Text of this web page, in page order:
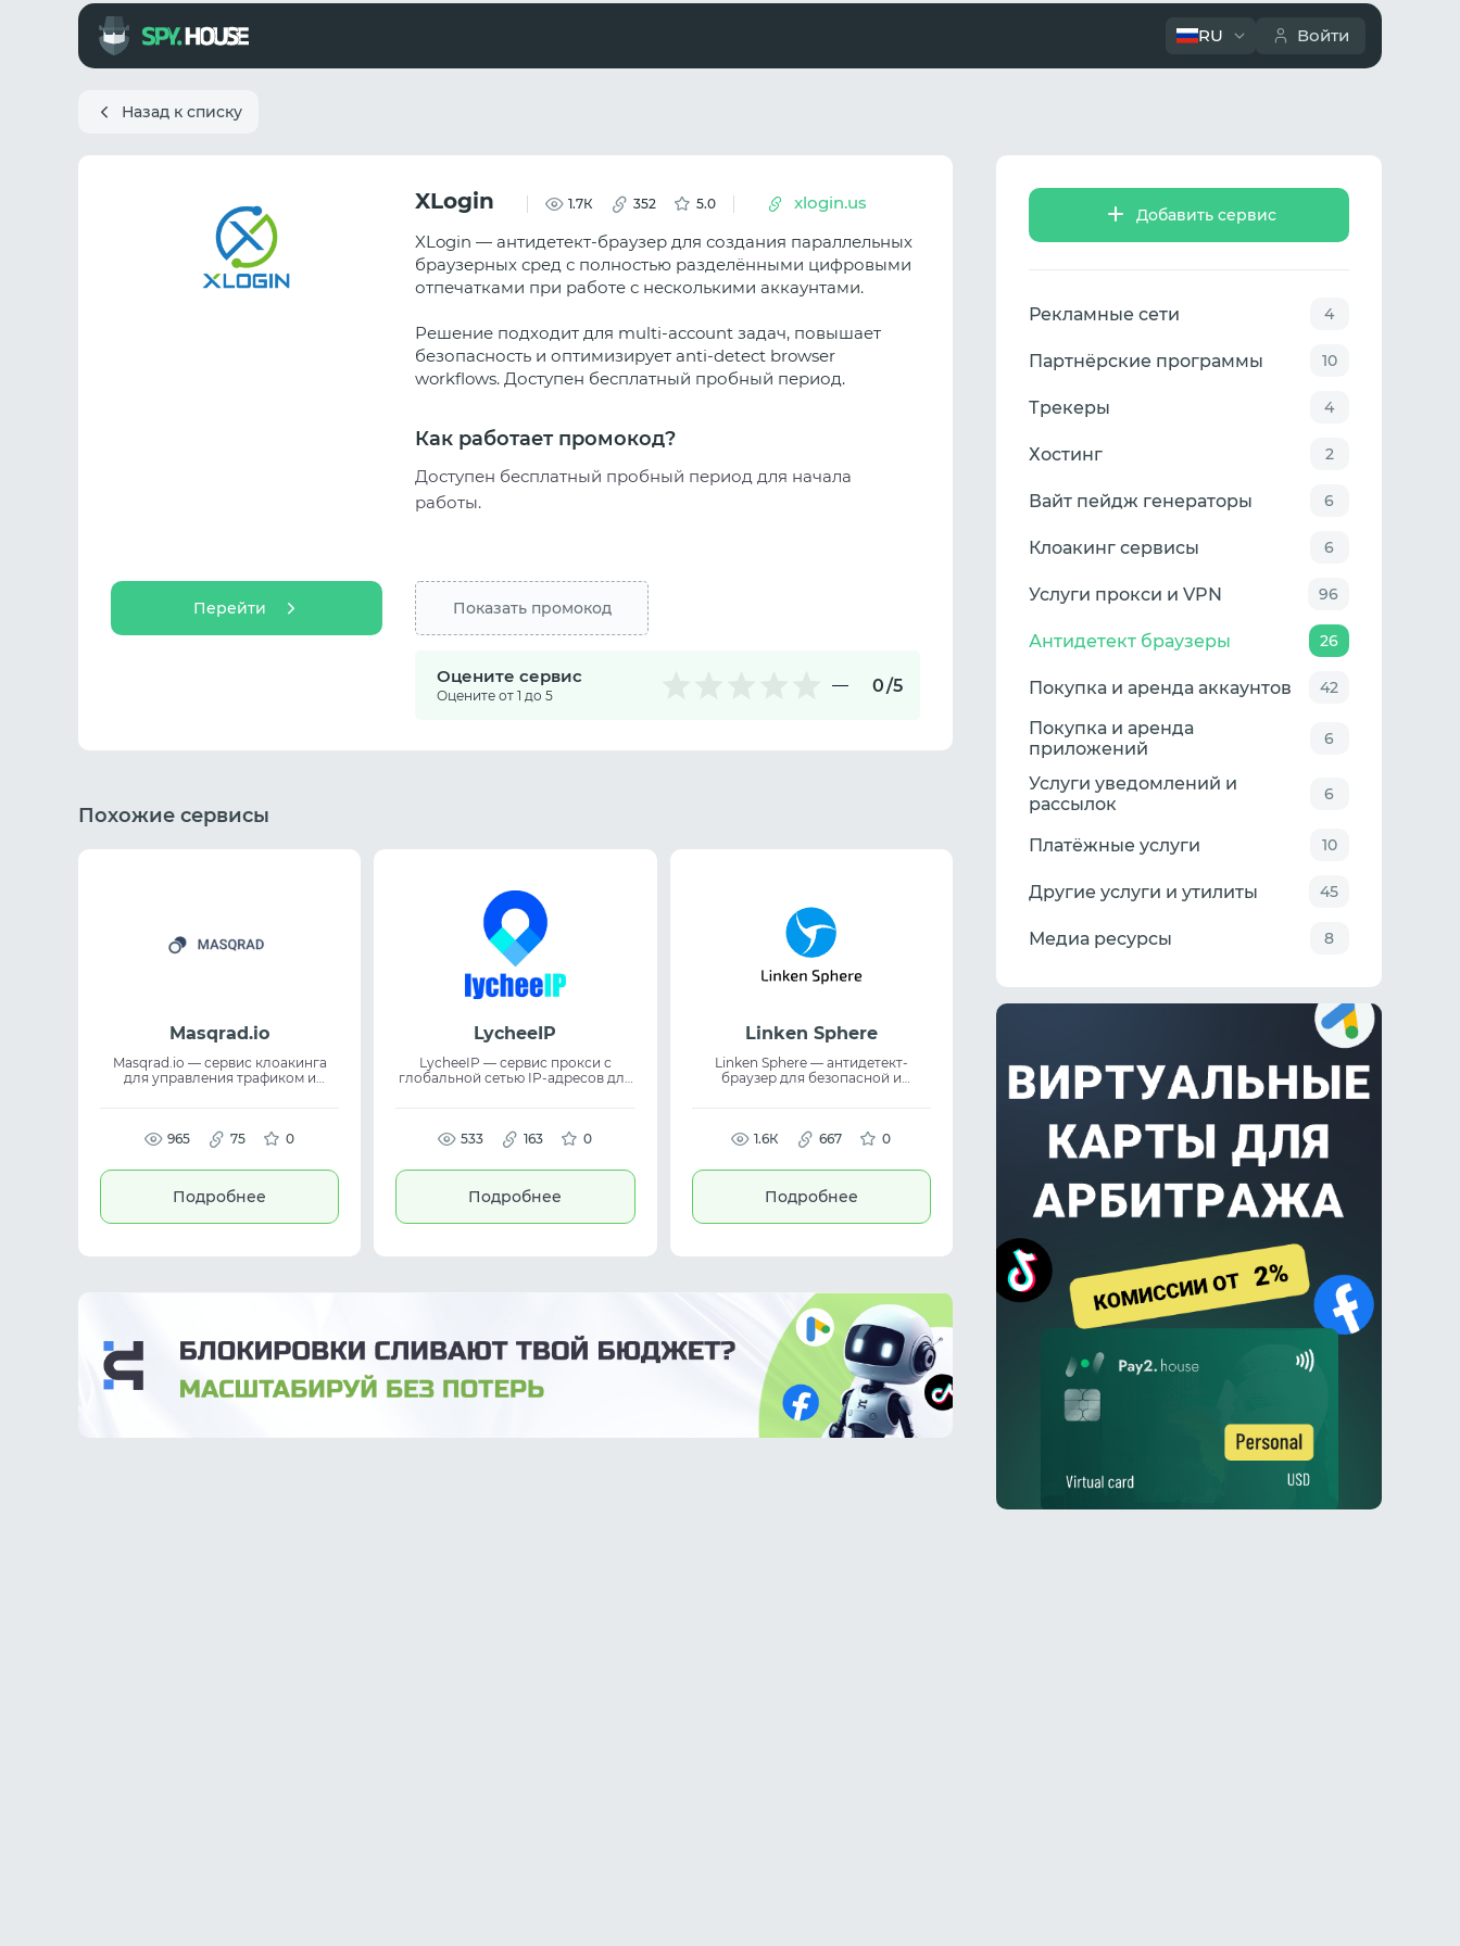
RU Войти
Назад к списку
xlogin.us
XLogin 1.7К 352 5.0
XLogin — антидетект-браузер для создания параллельных
браузерных сред с полностью разделёнными цифровыми
отпечатками при работе с несколькими аккаунтами.
Решение подходит для multi-account задач, повышает
безопасность и оптимизирует anti-detect browser
workflows. Доступен бесплатный пробный период.
Как работает промокод?
Доступен бесплатный пробный период для начала
работы.
Перейти Показать промокод
Оцените сервис
Оцените от 1 до 5 0/5
Похожие сервисы
Masqrad.io
Masqrad.io — сервис клоакинга
для управления трафиком и
когортный анализ и собственные
выявлять нежелательные визиты и
Подходит для cloaking, traffic
965 75 0
Подробнее
LycheeIP
LycheeIP — сервис прокси с
глобальной сетью IP-адресов для
связанных с электронной
сетями. Прокси подходят для
и работы с аккаунтами. Сервис
на разных рынках.
533 163 0
Подробнее
Linken Sphere
Linken Sphere — антидетект-
браузер для безопасной и
позволяет создавать сессии в
service, работать в команде и
оптимизировать трафик. Подходит
как anti-detect browser для
1.6К 667 0
Подробнее
Добавить сервис
Рекламные сети 4
Партнёрские программы 10
Трекеры 4
Хостинг 2
Вайт пейдж генераторы 6
Клоакинг сервисы 6
Услуги прокси и VPN 96
Антидетект браузеры 26
Покупка и аренда аккаунтов 42
Покупка и аренда
приложений
6
Услуги уведомлений и
рассылок
6
Платёжные услуги 10
Другие услуги и утилиты 45
Медиа ресурсы 8